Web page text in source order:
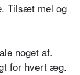
Tilsæt mel og
noget af.
for hvert æg.